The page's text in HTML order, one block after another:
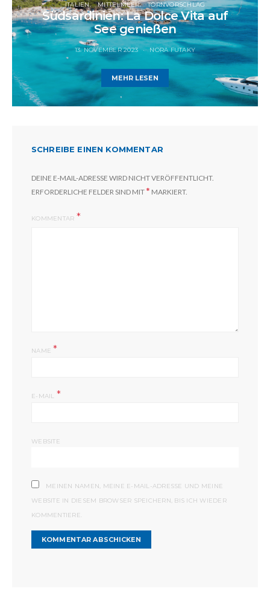
ITALIEN MITTELMEER TÖRNVORSCHLAG
Südsardinien: La Dolce Vita auf
See genießen
13. NOVEMBER 2023 NORA FUTAKY
MEHR LESEN
SCHREIBE EINEN KOMMENTAR
DEINE E-MAIL-ADRESSE WIRD NICHT VERÖFFENTLICHT.
ERFORDERLICHE FELDER SIND MIT* MARKIERT.
KOMMENTAR
NAME *
E-MAIL *
WEBSITE
MEINEN NAMEN, MEINE E-MAIL-ADRESSE UND MEINE
WEBSITE IN DIESEM BROWSER SPEICHERN, BIS ICH WIEDER
KOMMENTIERE.